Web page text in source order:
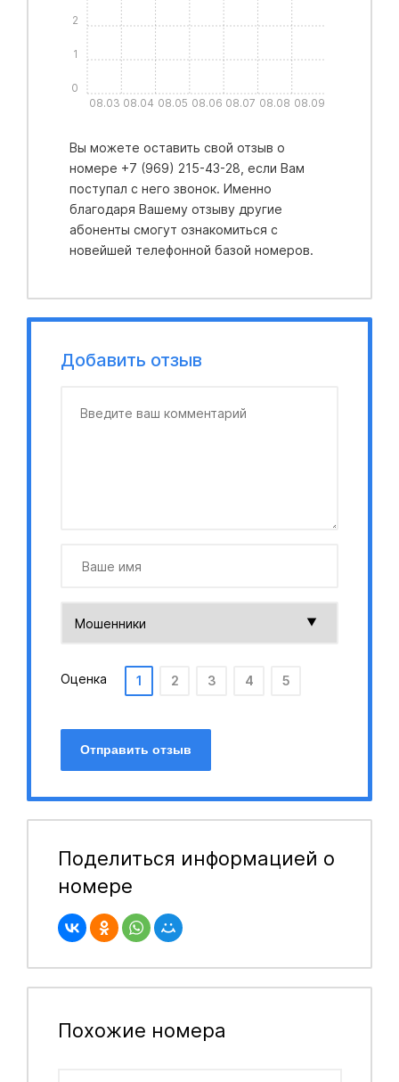
08.03 08.04 08.05 08.06 08.07 08.08 08.09
0
1
2
Вы можете оставить свой отзыв о
номере +7 (969) 215-43-28, если Вам
поступал с него звонок. Именно
благодаря Вашему отзыву другие
абоненты смогут ознакомиться с
новейшей телефонной базой номеров.
Добавить отзыв
Оценка 1 2 3 4 5
Отправить отзыв
Поделиться информацией о
номере
Похожие номера